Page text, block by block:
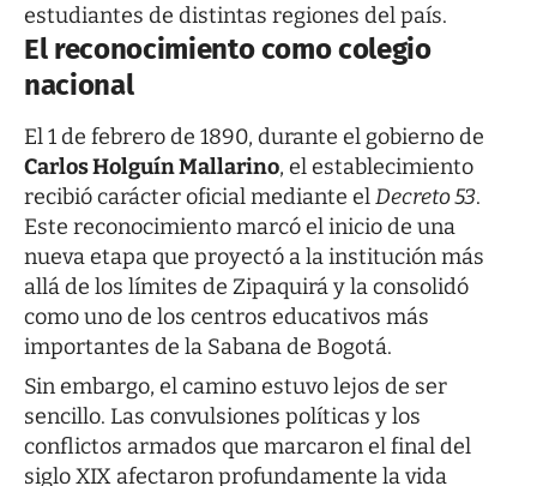
estudiantes de distintas regiones del país.
El reconocimiento como colegio
nacional
El 1 de febrero de 1890, durante el gobierno de
Carlos Holguín Mallarino, el establecimiento
recibió carácter oficial mediante elDecreto 53.
Este reconocimiento marcó el inicio de una
nueva etapa que proyectó a la institución más
allá de los límites de Zipaquirá y la consolidó
como uno de los centros educativos más
importantes de la Sabana de Bogotá.
Sin embargo, el camino estuvo lejos de ser
sencillo. Las convulsiones políticas y los
conflictos armados que marcaron el final del
siglo XIX afectaron profundamente la vida